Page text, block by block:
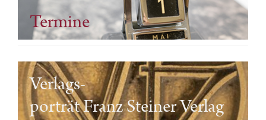
Termine
Verlags-
porträt Franz Steiner Verlag